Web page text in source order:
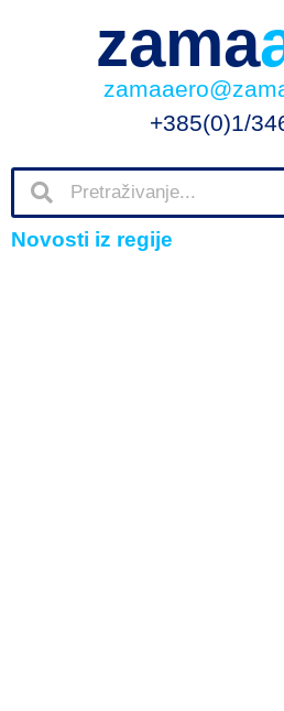
zama
+385(0)1/
Novosti iz regije